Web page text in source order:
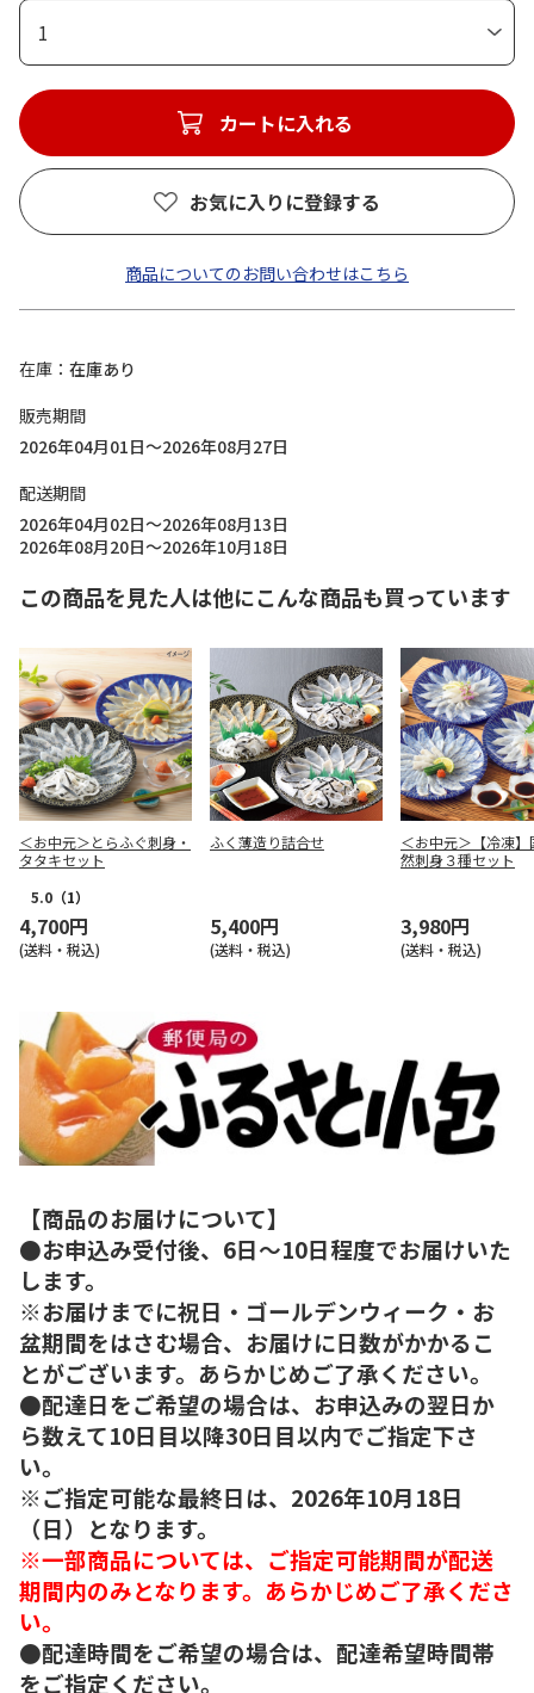
1
カートに入れる
お気に入りに登録する
商品についてのお問い合わせはこちら
在庫
在庫あり
販売期間
2026年04月01日～2026年08月27日
配送期間
2026年04月02日～2026年08月13日
2026年08月20日～2026年10月18日
この商品を見た人は他にこんな商品も買っています
＜お中元＞とらふぐ刺身・
タタキセット
5.0 （1）
4,700円
(送料・税込)
ふく薄造り詰合せ
5,400円
(送料・税込)
＜お中元＞【冷凍】
然刺身３種セット
3,980円
(送料・税込)
【商品のお届けについて】
●お申込み受付後、6日～10日程度でお届けいた
します。
※お届けまでに祝日・ゴールデンウィーク・お
盆期間をはさむ場合、お届けに日数がかかるこ
とがございます。あらかじめご了承ください。
●配達日をご希望の場合は、お申込みの翌日か
ら数えて10日目以降30日目以内でご指定下さ
い。
※ご指定可能な最終日は、2026年10月18日
（日）となります。
※一部商品については、ご指定可能期間が配送
期間内のみとなります。あらかじめご了承くださ
い。
●配達時間をご希望の場合は、配達希望時間帯
をご指定ください。